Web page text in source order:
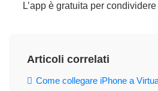
L’app è gratuita per
Articoli correlati
Come collegare iPhone a